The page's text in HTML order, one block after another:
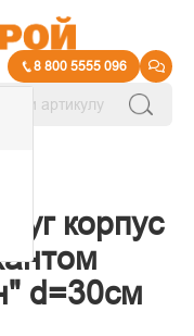
8 800 5555 096
корпус
d=30см